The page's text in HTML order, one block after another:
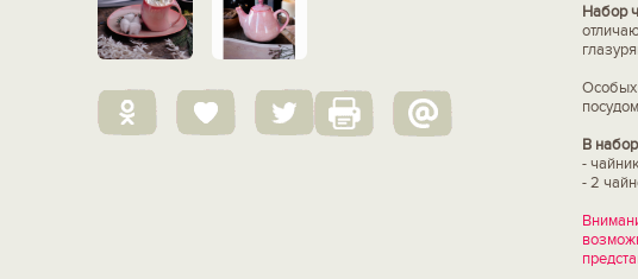
Набор
Особых
В
-
- 2